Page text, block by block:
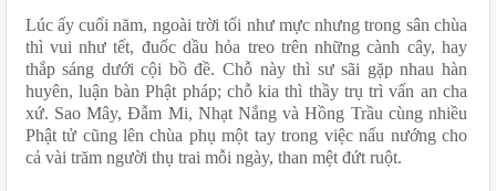
Lúc ấy cuối năm, ngoài trời tối như mực nhưng trong sân chùa
thì vui như tết, đuốc dầu hỏa treo trên những cành cây, hay
thắp sáng dưới cội bồ đề. Chỗ này thì sư sãi gặp nhau hàn
huyên, luận bàn Phật pháp; chỗ kia thì thầy trụ trì vấn an cha
xứ. Sao Mây, Đẫm Mi, Nhạt Nắng và Hồng Trầu cùng nhiều
Phật tử cũng lên chùa phụ một tay trong việc nấu nướng cho
cả vài trăm người thụ trai mỗi ngày, than mệt đứt ruột.